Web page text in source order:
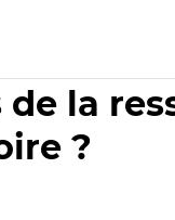
la
?